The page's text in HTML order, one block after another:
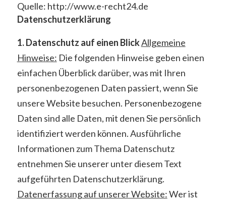
Quelle: http://www.e-recht24.de
Datenschutzerklärung
1. Datenschutz auf einen BlickAllgemeine
Hinweise: Die folgenden Hinweise geben einen
einfachen Überblick darüber, was mit Ihren
personenbezogenen Daten passiert, wenn Sie
unsere Website besuchen. Personenbezogene
Daten sind alle Daten, mit denen Sie persönlich
identifiziert werden können. Ausführliche
Informationen zum Thema Datenschutz
entnehmen Sie unserer unter diesem Text
aufgeführten Datenschutzerklärung.
Datenerfassung auf unserer Website:Wer ist